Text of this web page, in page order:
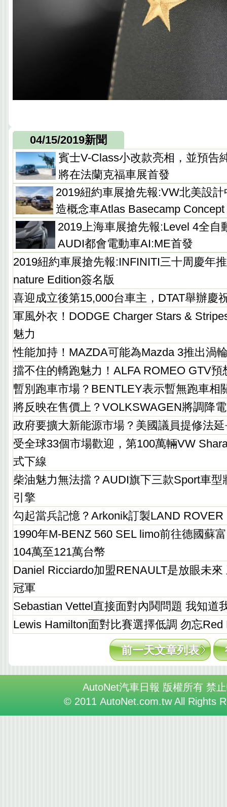
04/15/2019新聞
賓士V-Class小改款亮相，並預告
將在法蘭克福車展首發
2019紐約車展搶先報:VW北美設
造概念車Atlas Basecamp Concept
2019上海車展搶先報:Level 4全自
AUDI都會電動車AI:ME首發
2019紐約車展搶先報:INFINITI三十周慶年
nature Edition簽名版
喜迎成立後第15,000台車主，DTAT舉辦慶
軍風外衣！DODGE Charger Stars &
魅力
性能加持！MAZDA可能為Mazda 3推出渦
擋不住的轎跑魅力！ALFA ROMEO GTV預
暫別跑車市場？BENTLEY表示暫無跑車相
將反映在售價上？VOLKSWAGEN將調降
政府要擴大新能源市場？美國議員提修法
受全球33個市場歡迎，第100萬輛VW
式下線
柴油魅力無法擋？AUDI旗下三款Sport車型
引擎
勾起當兵記憶？Arkonik訂製LAND ROVER
1990年M-BENZ 560 SEL limo前往德國蘇
104萬至121萬台幣
Daniel Ricciardo加盟RENAULT是放眼未
冠軍
Sebastian Vettel直接面對內鬨問題 我知道
Lewis Hamilton面對比賽選擇低調 勿忘
前一天文章列表
AutoNet汽車日報 版權所有 禁
© 2011 AutoNet.com.tw All Rights